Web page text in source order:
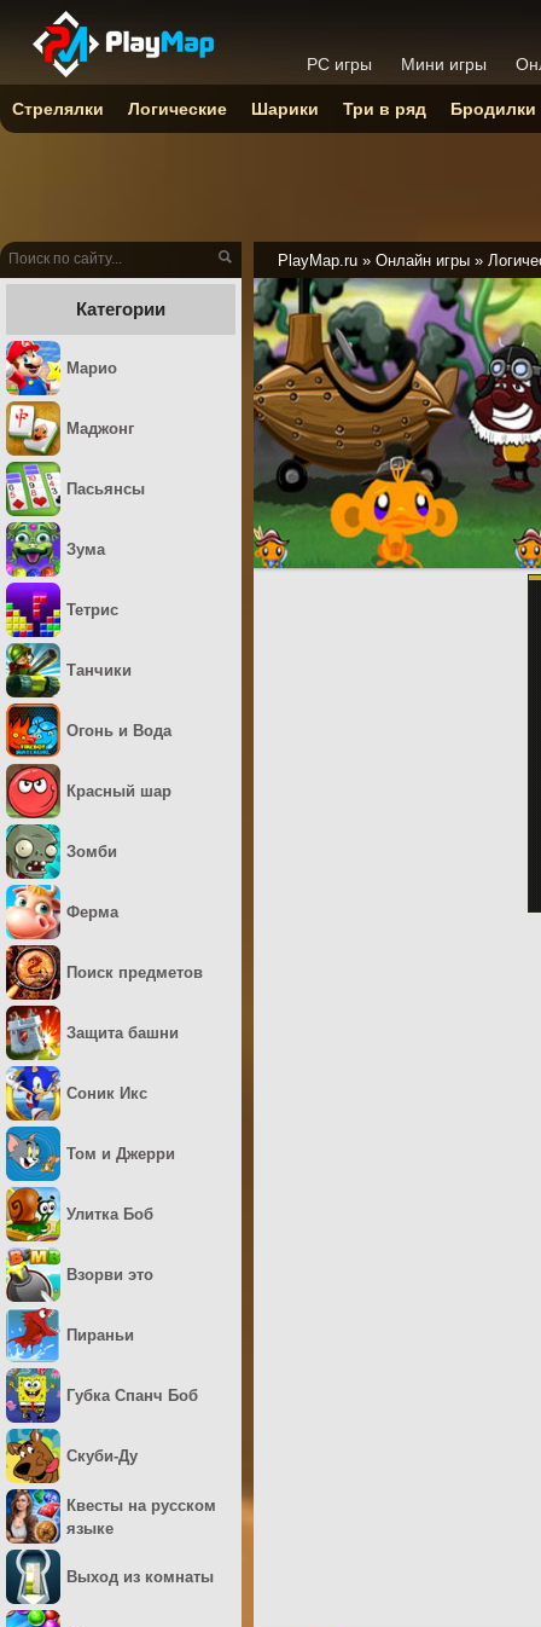
PlayMap.ru » Онлайн игры »
Категории
Марио
Маджонг
Пасьянсы
Зума
Тетрис
Танчики
Огонь и Вода
Красный шар
Зомби
Ферма
Поиск предметов
Защита башни
Соник Икс
Том и Джерри
Улитка Боб
Взорви это
Пираньи
Губка Спанч Боб
Скуби-Ду
Квесты на русском
языке
Выход из комнаты
PC игры Мини игры
Стрелялки Логические Шарики Три в ряд Бродилки